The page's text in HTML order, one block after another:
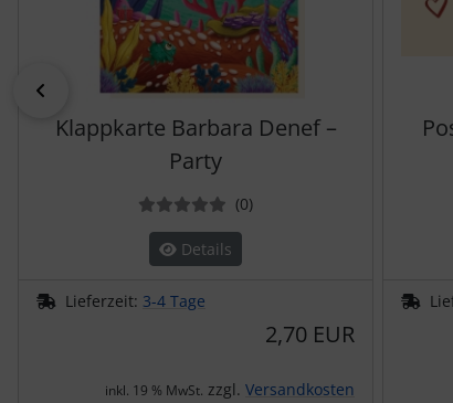
zurück
Klappkarte Barbara Denef –
Party
(0Bewertungen
)
Details
Lieferzeit: 3-4 Tage
2,70 EUR
inkl. 19 % MwSt. zzgl. Versandkosten